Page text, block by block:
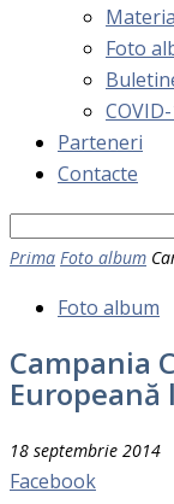
Foto
Parteneri
Contacte
Prima Foto album
Foto album
Campania
Europeană
18 septembrie 2014
Facebook